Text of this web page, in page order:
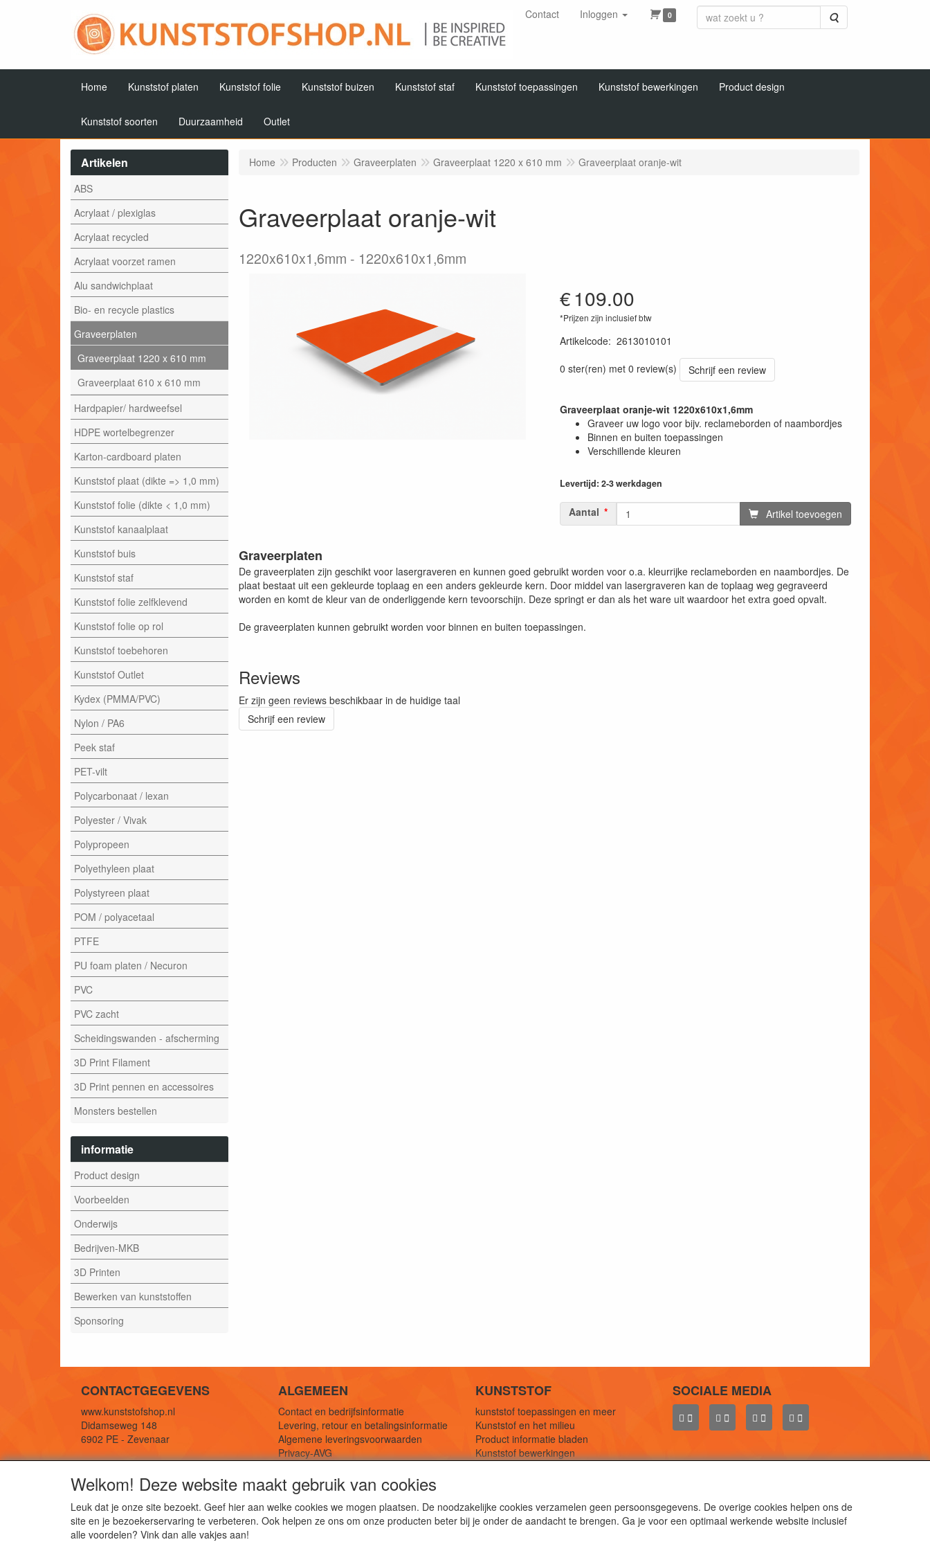
Contact Inloggen 0 Zoeken
Home Kunststof platen Kunststof folie Kunststof buizen Kunststof staf Kunststof toepassingen Kunststof bewerkingen Product design
Kunststof soorten Duurzaamheid Outlet
Artikelen
ABS
Acrylaat / plexiglas
Acrylaat recycled
Acrylaat voorzet ramen
Alu sandwichplaat
Bio- en recycle plastics
Graveerplaten
Graveerplaat 1220 x 610 mm
Graveerplaat 610 x 610 mm
Hardpapier/ hardweefsel
HDPE wortelbegrenzer
Karton-cardboard platen
Kunststof plaat (dikte => 1,0 mm)
Kunststof folie (dikte < 1,0 mm)
Kunststof kanaalplaat
Kunststof buis
Kunststof staf
Kunststof folie zelfklevend
Kunststof folie op rol
Kunststof toebehoren
Kunststof Outlet
Kydex (PMMA/PVC)
Nylon / PA6
Peek staf
PET-vilt
Polycarbonaat / lexan
Polyester / Vivak
Polypropeen
Polyethyleen plaat
Polystyreen plaat
POM / polyacetaal
PTFE
PU foam platen / Necuron
PVC
PVC zacht
Scheidingswanden - afscherming
3D Print Filament
3D Print pennen en accessoires
Monsters bestellen
informatie
Product design
Voorbeelden
Onderwijs
Bedrijven-MKB
3D Printen
Bewerken van kunststoffen
Sponsoring
Home Producten Graveerplaten Graveerplaat 1220 x 610 mm Graveerplaat oranje-wit
Graveerplaat oranje-wit
1220x610x1,6mm 1220x610x1,6mm
€109.00
*Prijzen zijn inclusief btw
Artikelcode: 2613010101
0 ster(ren) met 0 review(s)
Schrijf een review
Graveerplaat oranje-wit 1220x610x1,6mm
Graveer uw logo voor bijv. reclameborden of naambordjes
Binnen en buiten toepassingen
Verschillende kleuren
Levertijd: 2-3 werkdagen
Aantal Artikel toevoegen
Graveerplaten
De graveerplaten zijn geschikt voor lasergraveren en kunnen goed gebruikt worden voor o.a. kleurrijke reclameborden en naambordjes. De
plaat bestaat uit een gekleurde toplaag en een anders gekleurde kern. Door middel van lasergraveren kan de toplaag weg gegraveerd
worden en komt de kleur van de onderliggende kern tevoorschijn. Deze springt er dan als het ware uit waardoor het extra goed opvalt.
De graveerplaten kunnen gebruikt worden voor binnen en buiten toepassingen.
Reviews
Er zijn geen reviews beschikbaar in de huidige taal
Schrijf een review
CONTACTGEGEVENS
www.kunststofshop.nl
Didamseweg 148
6902 PE - Zevenaar
Telefoon: +31 (0) 316 241 994
ALGEMEEN
Contact en bedrijfsinformatie
Levering, retour en betalingsinformatie
Algemene leveringsvoorwaarden
Privacy-AVG
KUNSTSTOF
kunststof toepassingen en meer
Kunststof en het milieu
Product informatie bladen
Kunststof bewerkingen
SOCIALE MEDIA
De webshop voor kunststof platen, folies, buizen en staf materiaal.
Welkom! Deze website maakt gebruik van cookies
Leuk dat je onze site bezoekt. Geef hier aan welke cookies we mogen plaatsen. De noodzakelijke cookies verzamelen geen persoonsgegevens. De overige cookies helpen ons de
site en je bezoekerservaring te verbeteren. Ook helpen ze ons om onze producten beter bij je onder de aandacht te brengen. Ga je voor een optimaal werkende website inclusief
alle voordelen? Vink dan alle vakjes aan!